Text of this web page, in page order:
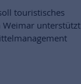
touristisches
Weimar unterstützt